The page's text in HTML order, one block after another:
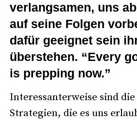
verlangsamen, uns
auf seine Folgen
dafür geeignet sein
überstehen. “Every
is prepping now.”
Interessanterweise sind die
Strategien, die es uns